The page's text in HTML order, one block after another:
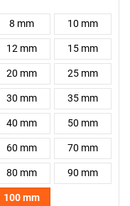
8 mm 10 mm
12 mm 15 mm
20 mm 25 mm
30 mm 35 mm
40 mm 50 mm
60 mm 70 mm
80 mm 90 mm
100 mm